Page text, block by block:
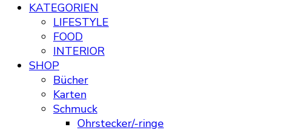
KATEGORIEN
LIFESTYLE
FOOD
INTERIOR
SHOP
Bücher
Karten
Schmuck
Ohrstecker/-ringe